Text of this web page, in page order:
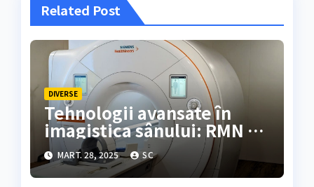
Related Post
DIVERSE
Tehnologii avansate în
imagistica sânului: RMN 3T
la Donna Medical Center
MART. 28, 2025 SC